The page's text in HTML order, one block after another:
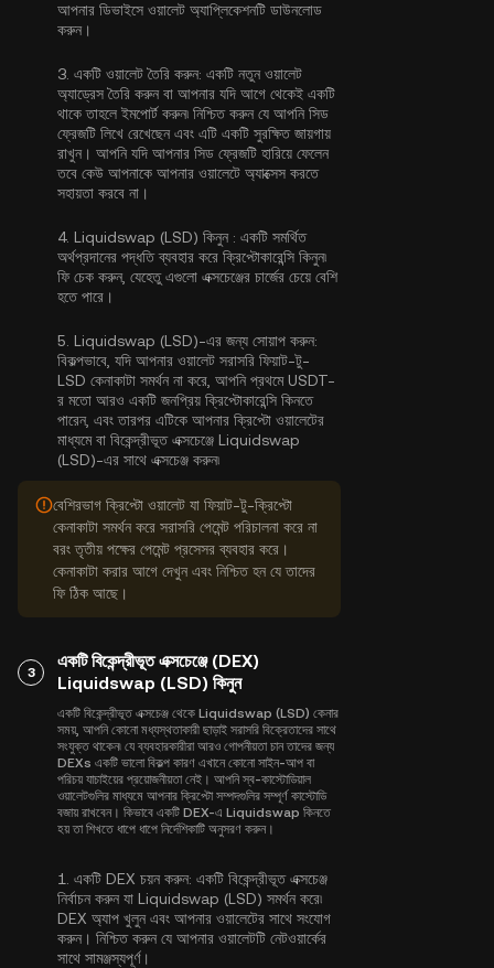
আপনার ডিভাইসে ওয়ালেট অ্যাপ্লিকেশনটি ডাউনলোড
করুন।
3. একটি ওয়ালেট তৈরি করুন: একটি নতুন ওয়ালেট
অ্যাড্রেস তৈরি করুন বা আপনার যদি আগে থেকেই একটি
থাকে তাহলে ইমপোর্ট করুন৷ নিশ্চিত করুন যে আপনি সিড
ফ্রেজটি লিখে রেখেছেন এবং এটি একটি সুরক্ষিত জায়গায়
রাখুন। আপনি যদি আপনার সিড ফ্রেজটি হারিয়ে ফেলেন
তবে কেউ আপনাকে আপনার ওয়ালেটে অ্যাক্সেস করতে
সহায়তা করবে না।
4. Liquidswap (LSD) কিনুন : একটি সমর্থিত
অর্থপ্রদানের পদ্ধতি ব্যবহার করে ক্রিপ্টোকারেন্সি কিনুন৷
ফি চেক করুন, যেহেতু এগুলো এক্সচেঞ্জের চার্জের চেয়ে বেশি
হতে পারে।
5. Liquidswap (LSD)-এর জন্য সোয়াপ করুন:
বিকল্পভাবে, যদি আপনার ওয়ালেট সরাসরি ফিয়াট-টু-
LSD কেনাকাটা সমর্থন না করে, আপনি প্রথমে USDT-
র মতো আরও একটি জনপ্রিয় ক্রিপ্টোকারেন্সি কিনতে
পারেন, এবং তারপর এটিকে আপনার ক্রিপ্টো ওয়ালেটের
মাধ্যমে বা বিকেন্দ্রীভূত এক্সচেঞ্জে Liquidswap
(LSD)-এর সাথে এক্সচেঞ্জ করুন৷
বেশিরভাগ ক্রিপ্টো ওয়ালেট যা ফিয়াট-টু-ক্রিপ্টো
কেনাকাটা সমর্থন করে সরাসরি পেমেন্ট পরিচালনা করে না
বরং তৃতীয় পক্ষের পেমেন্ট প্রসেসর ব্যবহার করে।
কেনাকাটা করার আগে দেখুন এবং নিশ্চিত হন যে তাদের
ফি ঠিক আছে।
3
একটি বিকেন্দ্রীভূত এক্সচেঞ্জে (DEX)
Liquidswap (LSD) কিনুন
একটি বিকেন্দ্রীভূত এক্সচেঞ্জ থেকে Liquidswap (LSD) কেনার
সময়, আপনি কোনো মধ্যস্থতাকারী ছাড়াই সরাসরি বিক্রেতাদের সাথে
সংযুক্ত থাকেন৷ যে ব্যবহারকারীরা আরও গোপনীয়তা চান তাদের জন্য
DEXs একটি ভালো বিকল্প কারণ এখানে কোনো সাইন-আপ বা
পরিচয় যাচাইয়ের প্রয়োজনীয়তা নেই। আপনি স্ব-কাস্টোডিয়াল
ওয়ালেটগুলির মাধ্যমে আপনার ক্রিপ্টো সম্পদগুলির সম্পূর্ণ কাস্টোডি
বজায় রাখবেন। কিভাবে একটি DEX-এ Liquidswap কিনতে
হয় তা শিখতে ধাপে ধাপে নির্দেশিকাটি অনুসরণ করুন।
1. একটি DEX চয়ন করুন: একটি বিকেন্দ্রীভূত এক্সচেঞ্জ
নির্বাচন করুন যা Liquidswap (LSD) সমর্থন করে৷
DEX অ্যাপ খুলুন এবং আপনার ওয়ালেটের সাথে সংযোগ
করুন। নিশ্চিত করুন যে আপনার ওয়ালেটটি নেটওয়ার্কের
সাথে সামঞ্জস্যপূর্ণ।